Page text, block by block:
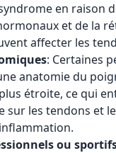
en raison
et de la
affecter les
: Certaines
anatomie du
étroite, ce qui
sur les tendons et
ou